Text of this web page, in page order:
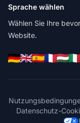
Sprache wählen
Wählen Sie Ihre
Website.
Datenschutz-